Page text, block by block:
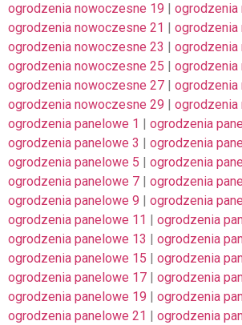
ogrodzenia nowoczesne 19 |
ogrodzenia nowoczesne 21 | ogrodzenia
ogrodzenia nowoczesne 23 |
ogrodzenia nowoczesne 25 | ogrodzenia
ogrodzenia nowoczesne 27 | ogrodzenia
ogrodzenia nowoczesne 29 |
ogrodzenia panelowe 1 | ogrodzenia
ogrodzenia panelowe 3 | ogrodzenia
ogrodzenia panelowe 5 | ogrodzenia
ogrodzenia panelowe 7 | ogrodzenia
ogrodzenia panelowe 9 | ogrodzenia
ogrodzenia panelowe 11 | ogrodzenia
ogrodzenia panelowe 13 | ogrodzenia
ogrodzenia panelowe 15 | ogrodzenia
ogrodzenia panelowe 17 | ogrodzenia
ogrodzenia panelowe 19 | ogrodzenia
ogrodzenia panelowe 21 | ogrodzenia